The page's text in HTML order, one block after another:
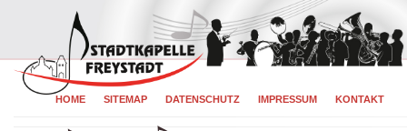
HOME SITEMAP DATENSCHUTZ IMPRESSUM KONTAKT